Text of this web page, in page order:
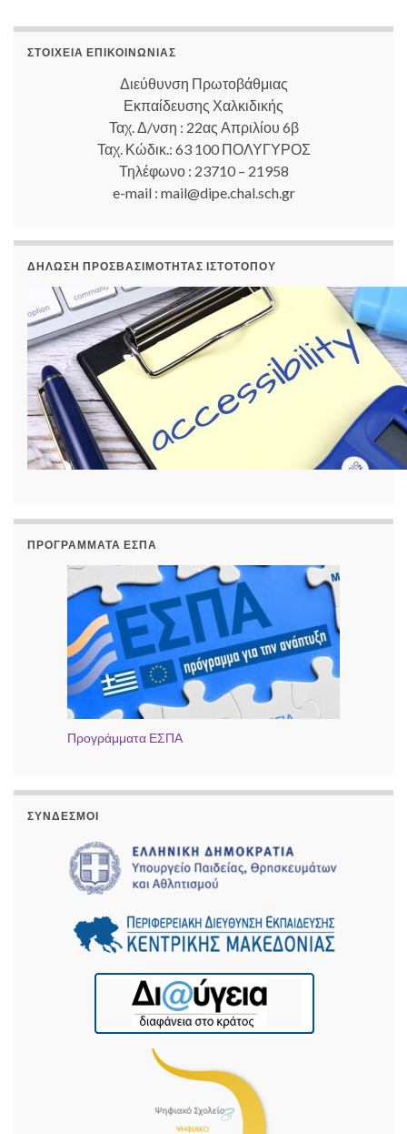
ΣΤΟΙΧΕΊΑ ΕΠΙΚΟΙΝΩΝΊΑΣ
Διεύθυνση Πρωτοβάθμιας
Εκπαίδευσης Χαλκιδικής
Ταχ. Δ/νση : 22ας Απριλίου 6β
Ταχ. Κώδικ.: 63 100 ΠΟΛΥΓΥΡΟΣ
Τηλέφωνο : 23710 – 21958
e-mail : mail@dipe.chal.sch.gr
ΔΉΛΩΣΗ ΠΡΟΣΒΑΣΙΜΌΤΗΤΑΣ ΙΣΤΟΤΌΠΟΥ
ΠΡΟΓΡΆΜΜΑΤΑ ΕΣΠΑ
Προγράμματα ΕΣΠΑ
ΣΎΝΔΕΣΜΟΙ